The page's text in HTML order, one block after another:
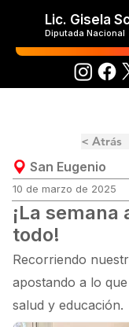
Lic. Gisela
Diputada Nacional
< Atrás
San Eugenio
10 de marzo de 2025
¡La
todo!
Recorriendo
apostando a lo
salud y educación.